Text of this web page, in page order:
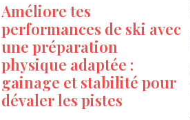
Améliore tes
performances de ski avec
une préparation
physique adaptée :
gainage et stabilité pour
dévaler les pistes